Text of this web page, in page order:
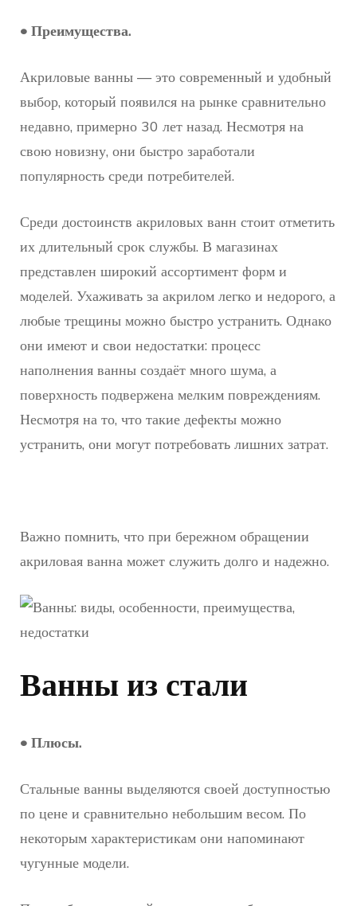
• Преимущества.
Акриловые ванны — это современный и удобный
выбор, который появился на рынке сравнительно
недавно, примерно 30 лет назад. Несмотря на
свою новизну, они быстро заработали
популярность среди потребителей.
Среди достоинств акриловых ванн стоит отметить
их длительный срок службы. В магазинах
представлен широкий ассортимент форм и
моделей. Ухаживать за акрилом легко и недорого, а
любые трещины можно быстро устранить. Однако
они имеют и свои недостатки: процесс
наполнения ванны создаёт много шума, а
поверхность подвержена мелким повреждениям.
Несмотря на то, что такие дефекты можно
устранить, они могут потребовать лишних затрат.
Важно помнить, что при бережном обращении
акриловая ванна может служить долго и надежно.
Ванны из стали
• Плюсы.
Стальные ванны выделяются своей доступностью
по цене и сравнительно небольшим весом. По
некоторым характеристикам они напоминают
чугунные модели.